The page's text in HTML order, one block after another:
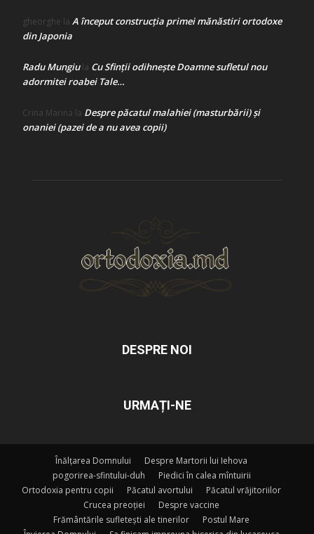
gheorghe la A început construcţia primei mănăstiri ortodoxe
din Japonia
Radu Mungiula Cu Sfinții odihnește Doamne sufletul nou
adormitei roabei Tale…
Crina Marina la Despre păcatul malahiei (masturbării) şi
onaniei (pazei de a nu avea copii)
DESPRE NOI
URMAȚI-NE
Înălțarea Domnului
Despre Martorii lui Iehova
pogorirea-sfintului-duh
Piedici în calea mîntuirii
Ortodoxia pentru copii
Păcatul avortului
Păcatul vrăjitoriilor
Crucea preoției
Despre vaccine
Frământările sufletești ale tinerilor
Postul Mare